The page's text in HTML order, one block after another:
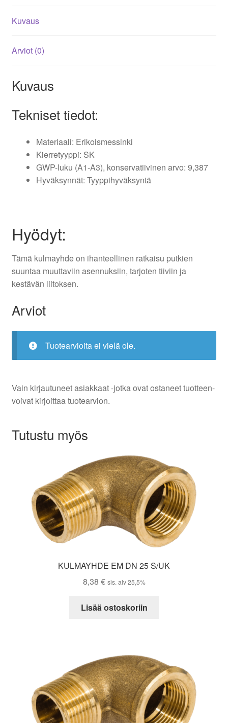
Kuvaus
Arviot (0)
Kuvaus
Tekniset tiedot:
Materiaali: Erikoismessinki
Kierretyyppi: SK
GWP-luku (A1-A3), konservatiivinen arvo: 9,387
Hyväksynnät: Tyyppihyväksyntä
Hyödyt:
Tämä kulmayhde on ihanteellinen ratkaisu putkien
suuntaa muuttaviin asennuksiin, tarjoten tiiviin ja
kestävän liitoksen.
Arviot
Tuotearvioita ei vielä ole.
Vain kirjautuneet asiakkaat -jotka ovat ostaneet tuotteen-
voivat kirjoittaa tuotearvion.
Tutustu myös
KULMAYHDE EM DN 25 S/UK
8,38 € sis. alv 25,5%
Lisää ostoskoriin